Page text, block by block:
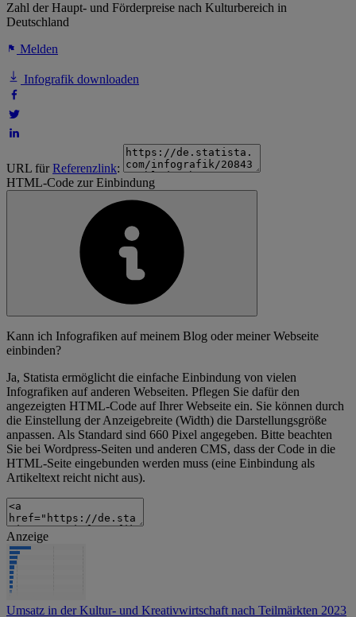
Zahl der Haupt- und Förderpreise nach Kulturbereich in
Deutschland
Melden
Infografik downloaden
URL fürReferenzlink:
HTML-Code zur Einbindung
Kann ich Infografiken auf meinem Blog oder meiner Webseite
einbinden?
Ja, Statista ermöglicht die einfache Einbindung von vielen
Infografiken auf anderen Webseiten. Pflegen Sie dafür den
angezeigten HTML-Code auf Ihrer Webseite ein. Sie können durch
die Einstellung der Anzeigebreite (Width) die Darstellungsgröße
anpassen. Als Standard sind 660 Pixel angegeben. Bitte beachten
Sie bei Wordpress-Seiten und anderen CMS, dass der Code in die
HTML-Seite eingebunden werden muss (eine Einbindung als
Artikeltext reicht nicht aus).
Anzeige
Umsatz in der Kultur- und Kreativwirtschaft nach Teilmärkten 2023